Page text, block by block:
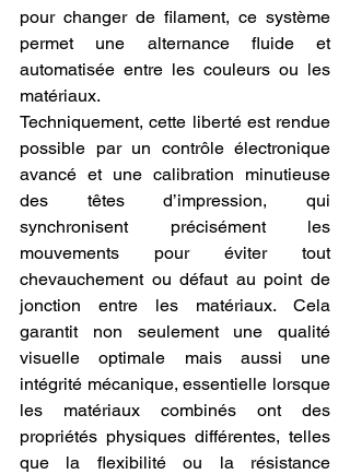
pour changer de filament, ce système
permet une alternance fluide et
automatisée entre les couleurs ou les
matériaux.
Techniquement, cette liberté est rendue
possible par un contrôle électronique
avancé et une calibration minutieuse
des têtes d’impression, qui
synchronisent précisément les
mouvements pour éviter tout
chevauchement ou défaut au point de
jonction entre les matériaux. Cela
garantit non seulement une qualité
visuelle optimale mais aussi une
intégrité mécanique, essentielle lorsque
les matériaux combinés ont des
propriétés physiques différentes, telles
que la flexibilité ou la résistance